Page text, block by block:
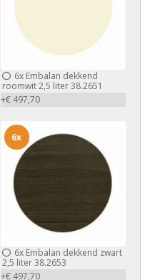
6xEmbalan dekkend
roomwit 2,5 liter 38.2651
+€ 497,70
6xEmbalan dekkend zwart
2,5 liter 38.2653
+€ 497,70
6x